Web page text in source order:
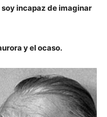
soy incapaz de imaginar
y el ocaso.